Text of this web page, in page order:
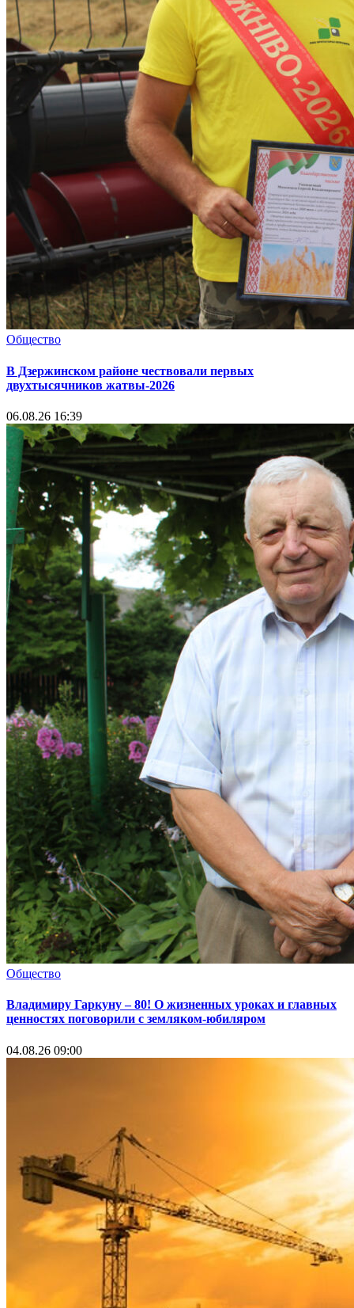
Общество
В Дзержинском районе чествовали первых
двухтысячников жатвы-2026
06.08.26 16:39
Общество
Владимиру Гаркуну – 80! О жизненных уроках и главных
ценностях поговорили с земляком-юбиляром
04.08.26 09:00